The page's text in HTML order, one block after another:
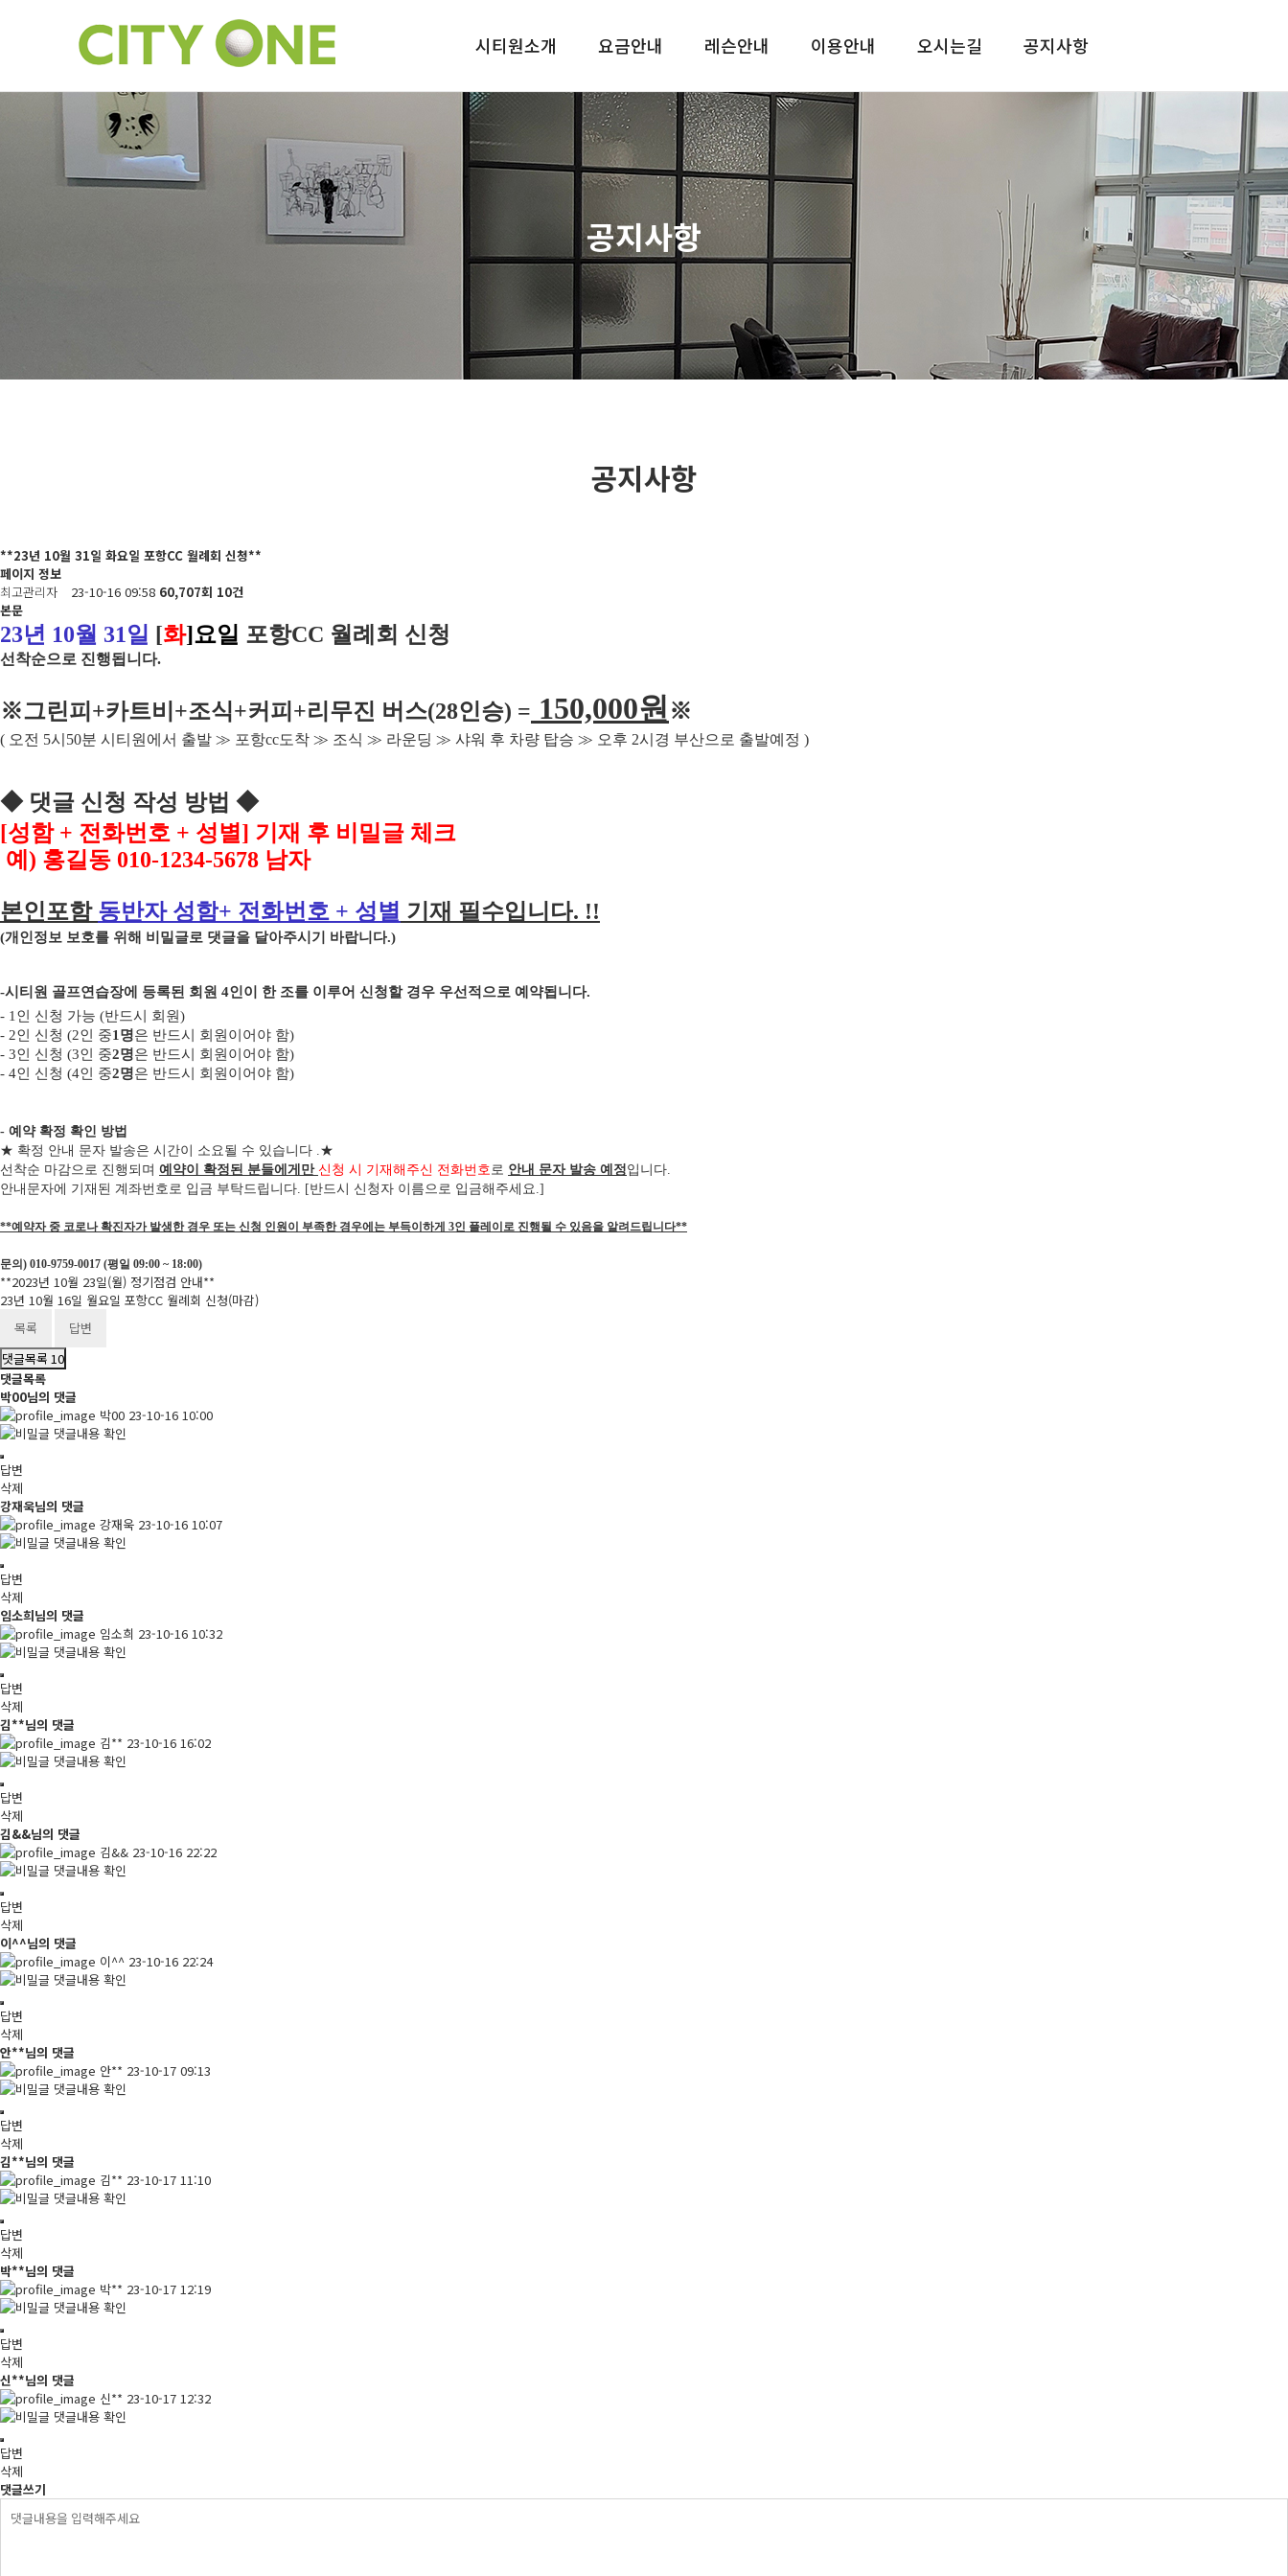
시티원소개 요금안내 레슨안내 이용안내 오시는길 공지사항
공지사항
공지사항
**23년 10월 31일 화요일 포항CC 월례회 신청**
페이지 정보
최고관리자
23-10-16 09:58 60,707회 10건
본문
23년 10월 31일 [화]요일 포항CC 월례회 신청
선착순으로 진행됩니다.
※그린피 +카트비 +조식+커피+리무진 버스(28인승) = 150,000원 ※
( 오전 5시 50분 시티원에서 출발 ≫ 포항cc도착 ≫ 조식 ≫ 라운딩 ≫ 샤워 후 차량 탑승 ≫ 오후 2시경 부산으로 출발예정 )
◆ 댓글 신청 작성 방법 ◆
[성함 + 전화번호 + 성별 ] 기재 후 비밀글 체크
예 ) 홍길동 010-1234-5678 남자
본인포함 동반자 성함+ 전화번호 + 성별 기재 필수입니다. !!
(개인정보 보호를 위해 비밀글로 댓글을 달아주시기 바랍니다.)
-시티원 골프연습장에 등록된 회원 4인이 한 조를 이루어 신청할 경우 우선적으로 예약됩니다.
- 1 인 신청 가능 (반드시 회원)
- 2인 신청 (2인 중1 명은 반드시 회원이어야 함)
- 3인 신청 (3인 중2명은 반드시 회원이어야 함)
- 4인 신청 (4인 중2명은 반드시 회원이어야 함)
- 예약 확정 확인 방법
★ 확정 안내 문자 발송은 시간이 소요될 수 있습니다 .★
선착순 마감으로 진행되며 예약이 확정된 분들에게만 신청 시 기재해주신 전화번호로 안내 문자 발송 예정입니다.
안내문자에 기재된 계좌번호로 입금 부탁드립니다. [반드시 신청자 이름으로 입금해주세요.]
**예약자 중 코로나 확진자가 발생한 경우 또는 신청 인원이 부족한 경우에는 부득이하게 3인 플레이로 진행될 수 있음을 알려드립니다**
문의) 010-9759-0017 (평일 09:00 ~ 18:00)
**2023년 10월 23일(월) 정기점검 안내**
23년 10월 16일 월요일 포항CC 월례회 신청(마감)
목록
답변
댓글목록 10
댓글목록
박00님의 댓글
박00 23-10-16 10:00
댓글내용 확인
답변
삭제
강재욱님의 댓글
강재욱 23-10-16 10:07
댓글내용 확인
답변
삭제
임소희님의 댓글
임소희 23-10-16 10:32
댓글내용 확인
답변
삭제
김**님의 댓글
김** 23-10-16 16:02
댓글내용 확인
답변
삭제
김&&님의 댓글
김&& 23-10-16 22:22
댓글내용 확인
답변
삭제
이^^님의 댓글
이^^ 23-10-16 22:24
댓글내용 확인
답변
삭제
안**님의 댓글
안** 23-10-17 09:13
댓글내용 확인
답변
삭제
김**님의 댓글
김** 23-10-17 11:10
댓글내용 확인
답변
삭제
박**님의 댓글
박** 23-10-17 12:19
댓글내용 확인
답변
삭제
신**님의 댓글
신** 23-10-17 12:32
댓글내용 확인
답변
삭제
댓글쓰기